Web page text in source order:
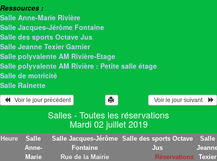
Ressources :
Salle Anne-Marie Rivière
Salle Jacques-Jérôme Fontaine
Salle des sports Octave Jus
Salle Jeanne Texier Garnier
Salle polyvalente AM Rivière-Etage
Salle polyvalente AM Rivière : Petite salle étage
Salle de motricité
Salle Rainette
   Voir le jour précédent
  Voir le jour suivant
Salles - Toutes les réservations
Mardi 02 juillet 2019
Heure
Salle
Anne-
Marie
Salle Jacques-Jérôme
Fontaine
Rue de la Mairie
Salle des sports Octave
Jus
Réservations
Salle
Texier